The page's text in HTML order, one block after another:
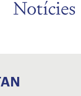
Notícies